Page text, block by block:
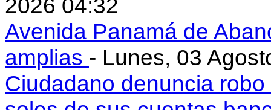
2026 04:32
Avenida Panamá de
amplias - Lunes, 03
Ciudadano denuncia